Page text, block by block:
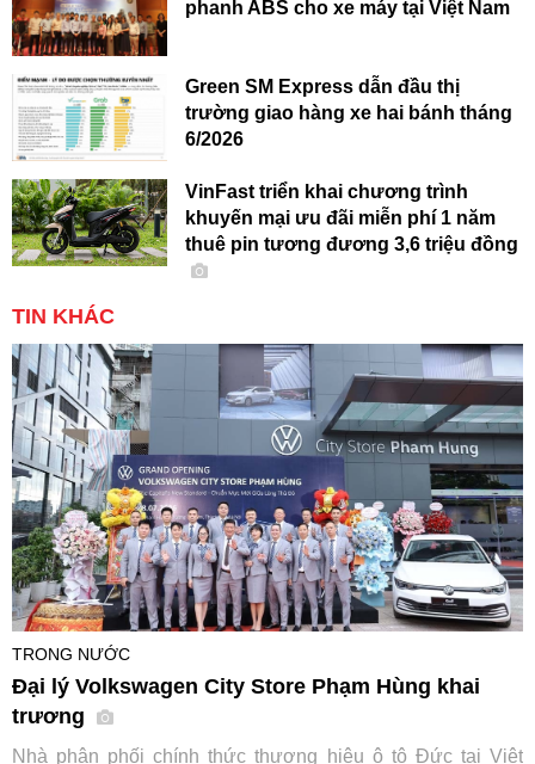
phanh ABS cho xe máy tại Việt Nam
Green SM Express dẫn đầu thị
trường giao hàng xe hai bánh tháng
6/2026
VinFast triển khai chương trình
khuyến mại ưu đãi miễn phí 1 năm
thuê pin tương đương 3,6 triệu đồng
TIN KHÁC
TRONG NƯỚC
Đại lý Volkswagen City Store Phạm Hùng khai
trương
Nhà phân phối chính thức thương hiệu ô tô Đức tại Việt